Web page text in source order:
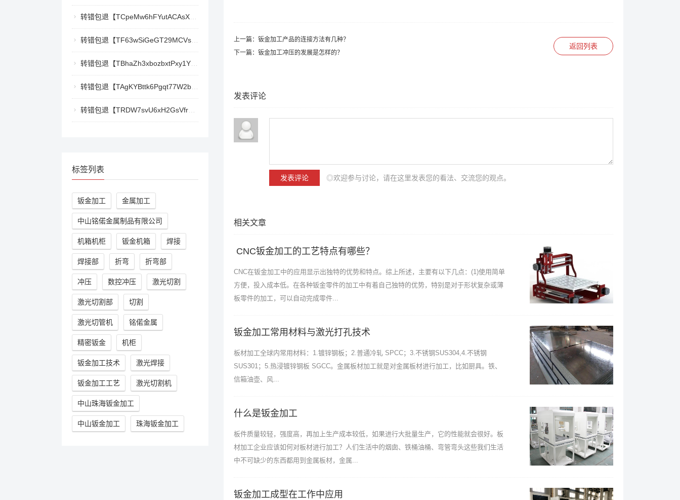
转错包退【TCpeMw6hFYutACAsXkX3UvyCUjec17MoLF】客服TeleGram:【@TrxEm】
转错包退【TF63wSiGeGT29MCVswWQ5eAr6xD9LkQBPm】客服TeleGram:【@TrxEm】
转错包退【TBhaZh3xbozbxtPxy1YF4QaK2e77777777】客服TeleGram:【@TrxEm】
转错包退【TAgKYBttk6Pgqt77W2bg3Kmyk3RyjoZEti】客服TeleGram:【@TrxEm】
转错包退【TRDW7svU6xH2GsVfr7TqAZQ412cwxbMpBK】客服TeleGram:【@TrxEm】
标签列表
钣金加工 金属加工
中山铭偌金属制品有限公司
机箱机柜 钣金机箱 焊接
焊接部 折弯 折弯部
冲压 数控冲压 激光切割
激光切割部 切割
激光切管机 铭偌金属
精密钣金 机柜
钣金加工技术 激光焊接
钣金加工工艺 激光切割机
中山珠海钣金加工
中山钣金加工 珠海钣金加工
返回列表
上一篇： 钣金加工产品的连接方法有几种？
下一篇： 钣金加工冲压的发展是怎样的？
发表评论
◎欢迎参与讨论，请在这里发表您的看法、交流您的观点。
相关文章
​ CNC钣金加工的工艺特点有哪些？
CNC在钣金加工中的应用显示出独特的优势和特点。综上所述，主要有以下几点：(1)使用简单
方便，投入成本低。在各种钣金零件的加工中有着自己独特的优势，特别是对于形状复杂或薄
板零件的加工，可以自动完成零件...
钣金加工常用材料与激光打孔技术
板材加工全球内常用材料：1.镀锌钢板；2.普通冷轧 SPCC；3.不锈钢SUS304,4.不锈钢
SUS301；5.热浸镀锌钢板 SGCC。金属板材加工就是对金属板材进行加工，比如厨具。铁、
信箱油壶、风...
什么是钣金加工
板件质量较轻，强度高，再加上生产成本较低，如果进行大批量生产，它的性能就会很好。板
材加工企业应该如何对板材进行加工？人们生活中的烟囱、铁桶油桶、弯管弯头这些我们生活
中不可缺少的东西都用到金属板材，金属...
钣金加工成型在工作中应用